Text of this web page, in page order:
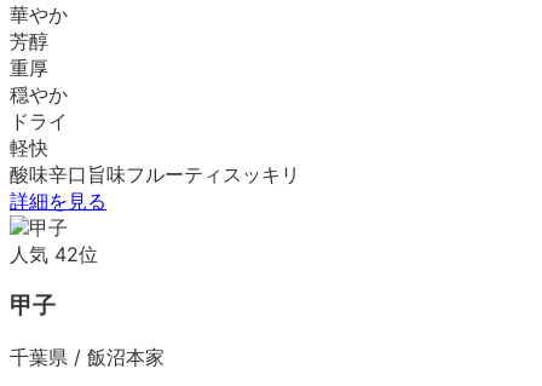
華やか
芳醇
重厚
穏やか
ドライ
軽快
酸味辛口 旨味フルーティ スッキリ
詳細を見る
人気 42位
甲子
千葉県 / 飯沼本家